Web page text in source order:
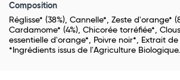
Composition
Réglisse* (38%), Cannelle*, Zeste d'orange*
Cardamome* (4%), Chicorée torréfiée*,
essentielle d'orange*, Poivre noir*, Extrait de
*Ingrédients issus de l'Agriculture Biologique.